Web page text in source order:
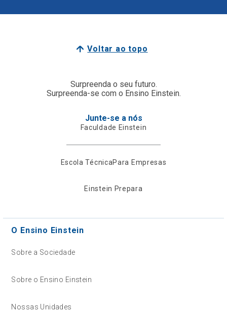
Voltar ao topo
Surpreenda o seu futuro.
Surpreenda-se com o Ensino Einstein.
Junte-se a nós
Faculdade Einstein
Escola TécnicaPara Empresas
Einstein Prepara
O Ensino Einstein
Sobre a Sociedade
Sobre o Ensino Einstein
Nossas Unidades